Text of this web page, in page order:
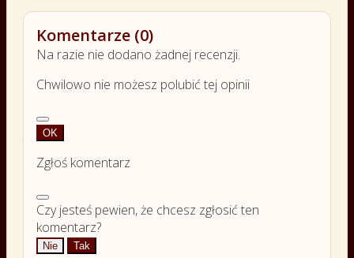
Komentarze (0)
Na razie nie dodano żadnej recenzji.
Chwilowo nie możesz polubić tej opinii
OK
Zgłoś komentarz
Czy jesteś pewien, że chcesz zgłosić ten
komentarz?
Nie Tak